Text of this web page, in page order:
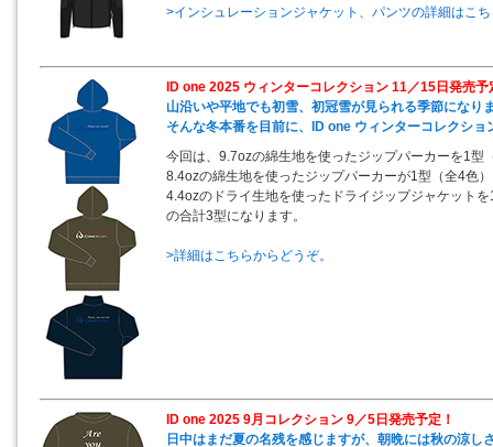
>インシュレーションジャケット、パンツの詳細はこ
ID one 2025 ウィンターコレクション 11／15日発売予
山沿いや平地でも初雪、初冠雪が見られる季節になり
そんな冬本番を目前に、ID one ウィンターコレクショ
今回は、9.7ozの綿生地を使ったジップパーカーを1型
8.4ozの綿生地を使ったジップパーカーが1型（全4色）
4.4ozのドライ生地を使ったドライジップジャケット
の合計3型になります。
>詳細はこちらからどうぞ。
ID one 2025 9月コレクション 9／5日発売予定！
日中はまだ夏の名残を感じますが、朝晩には秋の涼し